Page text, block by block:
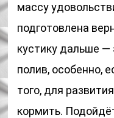
массу
подготовлена
кустику дальше —
полив, особенно,
того, для
кормить.